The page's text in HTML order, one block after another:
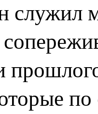
служил
по